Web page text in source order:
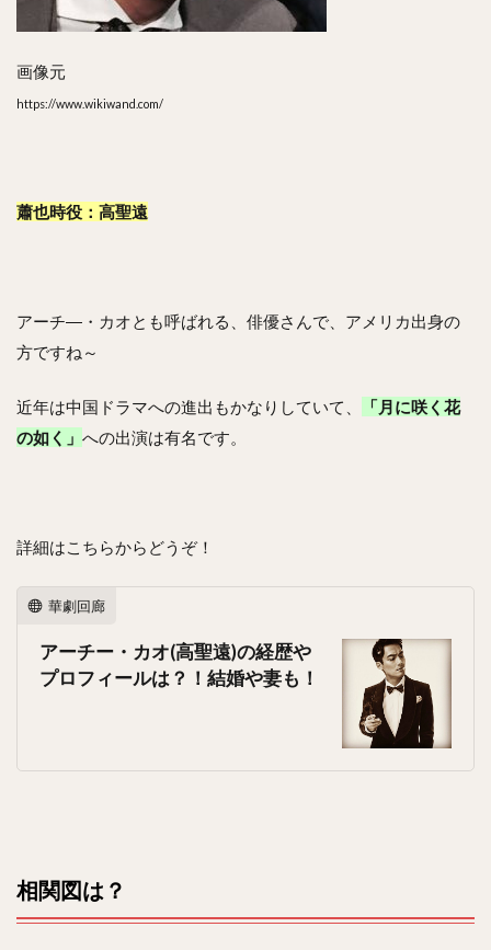
画像元
https://www.wikiwand.com/
蕭也時役：高聖遠
アーチ―・カオとも呼ばれる、俳優さんで、アメリカ出身の
方ですね～
近年は中国ドラマへの進出もかなりしていて、
「月に咲く花
の如く」 への出演は有名です。
詳細はこちらからどうぞ！
華劇回廊
アーチー・カオ(高聖遠)の経歴や
プロフィールは？！結婚や妻も！
相関図は？